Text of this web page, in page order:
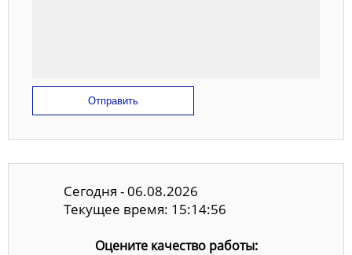
Отправить
Сегодня - 06.08.2026
Текущее время: 15:14:57
Оцените качество работы: